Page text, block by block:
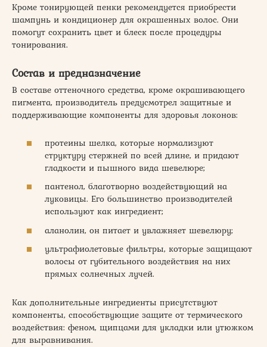
Кроме тонирующей пенки рекомендуется приобрести
шампунь и кондиционер для окрашенных волос. Они
помогут сохранить цвет и блеск после процедуры
тонирования.
Состав и предназначение
В составе оттеночного средства, кроме окрашивающего
пигмента, производитель предусмотрел защитные и
поддерживающие компоненты для здоровья локонов:
протеины шелка, которые нормализуют
структуру стержней по всей длине, и придают
гладкости и пышного вида шевелюре;
пантенол, благотворно воздействующий на
луковицы. Его большинство производителей
используют как ингредиент;
аланолин, он питает и увлажняет шевелюру;
ультрафиолетовые фильтры, которые защищают
волосы от губительного воздействия на них
прямых солнечных лучей.
Как дополнительные ингредиенты присутствуют
компоненты, способствующие защите от термического
воздействия: феном, щипцами для укладки или утюжком
для выравнивания.